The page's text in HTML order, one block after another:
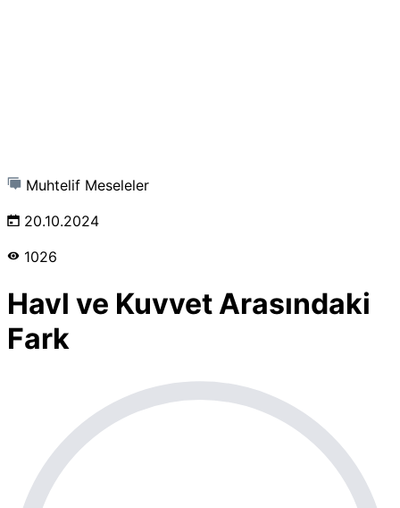
Muhtelif Meseleler
20.10.2024
1026
Havl ve Kuvvet Arasındaki
Fark